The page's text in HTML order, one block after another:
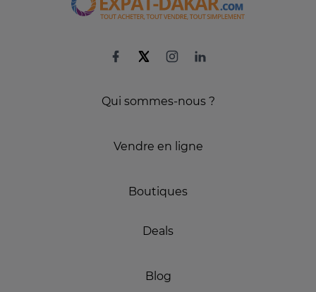
Qui sommes-nous ?
Vendre en ligne
Boutiques
Deals
Blog